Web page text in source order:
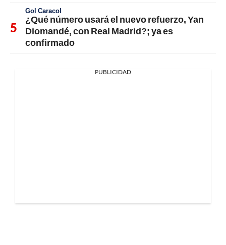
Gol Caracol
¿Qué número usará el nuevo refuerzo, Yan
Diomandé, con Real Madrid?; ya es
confirmado
PUBLICIDAD